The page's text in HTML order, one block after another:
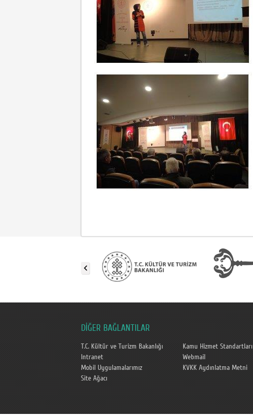
DİĞER BAĞLANTILAR
T.C. Kültür ve Turizm Bakanlığı
Kamu Hizmet Standartları
Intranet
Webmail
Mobil Uygulamalarımız
KVKK Aydınlatma Metni
Site Ağacı